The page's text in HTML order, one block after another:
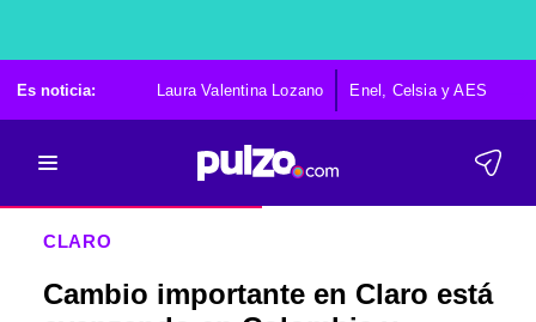
Es noticia: Laura Valentina Lozano Enel, Celsia y AES
CLARO
Cambio importante en Claro está